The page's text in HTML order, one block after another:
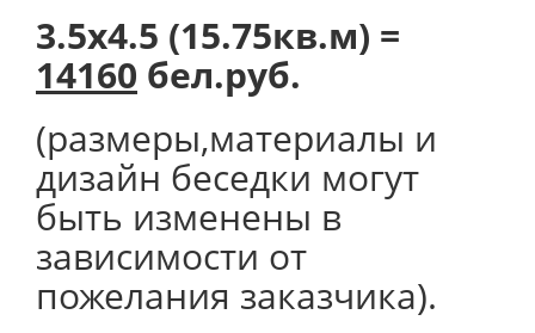
3.5х4.5 (15.75кв.м) =
14160 бел.руб.
(размеры,материалы и
дизайн беседки могут
быть изменены в
зависимости от
пожелания заказчика).